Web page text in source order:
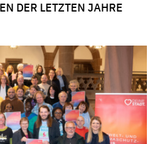
DER LETZTEN JAHRE